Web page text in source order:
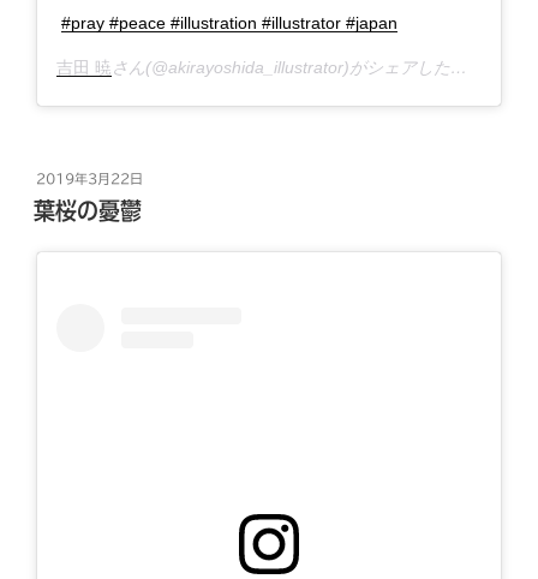
#pray #peace #illustration #illustrator #japan
吉田 暁さん(@akirayoshida_illustrator)がシェアした投稿 –
投
稿
日:
2019年3月22日
葉桜の憂鬱